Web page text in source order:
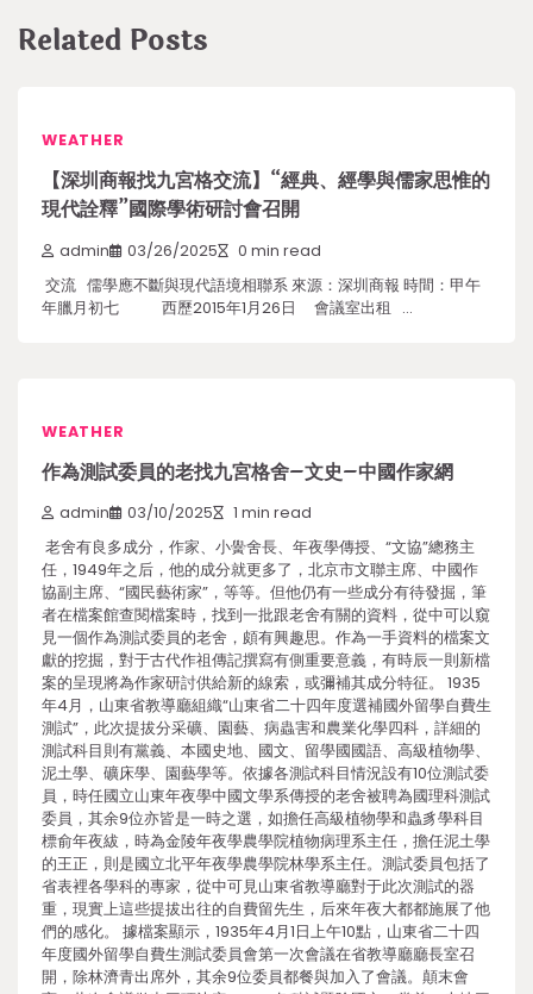
Related Posts
WEATHER
【深圳商報找九宮格交流】“經典、經學與儒家思惟的
現代詮釋”國際學術研討會召開
admin 03/26/2025 0 min read
交流 儒學應不斷與現代語境相聯系 來源：深圳商報 時間：甲午
年臘月初七 西歷2015年1月26日 會議室出租 …
WEATHER
作為測試委員的老找九宮格舍–文史–中國作家網
admin 03/10/2025 1 min read
老舍有良多成分，作家、小黌舍長、年夜學傳授、“文協”總務主
任，1949年之后，他的成分就更多了，北京市文聯主席、中國作
協副主席、“國民藝術家”，等等。但他仍有一些成分有待發掘，筆
者在檔案館查閱檔案時，找到一批跟老舍有關的資料，從中可以窺
見一個作為測試委員的老舍，頗有興趣思。作為一手資料的檔案文
獻的挖掘，對于古代作祖傳記撰寫有側重要意義，有時辰一則新檔
案的呈現將為作家研討供給新的線索，或彌補其成分特征。 1935
年4月，山東省教導廳組織“山東省二十四年度選補國外留學自費生
測試”，此次提拔分采礦、園藝、病蟲害和農業化學四科，詳細的
測試科目則有黨義、本國史地、國文、留學國國語、高級植物學、
泥土學、礦床學、園藝學等。依據各測試科目情況設有10位測試委
員，時任國立山東年夜學中國文學系傳授的老舍被聘為國理科測試
委員，其余9位亦皆是一時之選，如擔任高級植物學和蟲豸學科目
標俞年夜紱，時為金陵年夜學農學院植物病理系主任，擔任泥土學
的王正，則是國立北平年夜學農學院林學系主任。測試委員包括了
省表裡各學科的專家，從中可見山東省教導廳對于此次測試的器
重，現實上這些提拔出往的自費留先生，后來年夜大都都施展了他
們的感化。 據檔案顯示，1935年4月1日上午10點，山東省二十四
年度國外留學自費生測試委員會第一次會議在省教導廳廳長室召
開，除林濟青出席外，其余9位委員都餐與加入了會議。顛末會